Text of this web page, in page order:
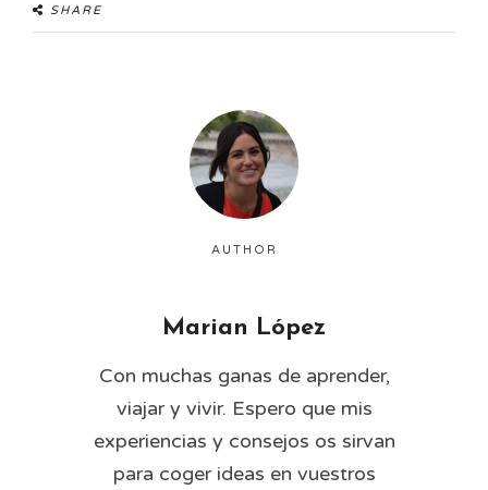
SHARE
AUTHOR
Marian López
Con muchas ganas de aprender,
viajar y vivir. Espero que mis
experiencias y consejos os sirvan
para coger ideas en vuestros